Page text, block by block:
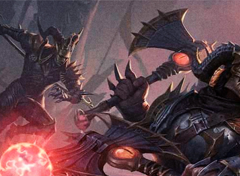
mail